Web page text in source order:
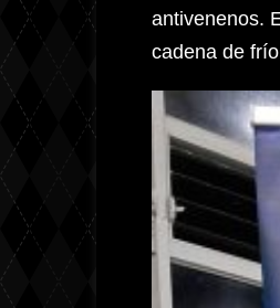
antivenenos.
cadena de